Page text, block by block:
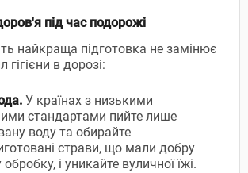
під час подорожі
найкраща підготовка не замінює
в дорозі:
У країнах з низькими
стандартами пийте лише
воду та обирайте
страви, що мали добру
обробку, і уникайте вуличної їжі.